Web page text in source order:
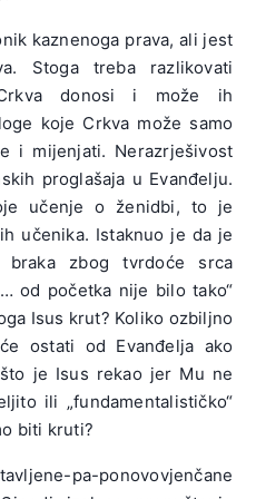
kaznenoga prava, ali jest
Stoga treba razlikovati
donosi i može ih
koje Crkva može samo
i mijenjati. Nerazrješivost
proglašaja u Evanđelju.
učenje o ženidbi, to je
učenika. Istaknuo je da je
braka zbog tvrdoće srca
od početka nije bilo tako“
Isus krut? Koliko ozbiljno
ostati od Evanđelja ako
je Isus rekao jer Mu ne
ili „fundamentalističko“
biti kruti?
pa-ponovovjenčane